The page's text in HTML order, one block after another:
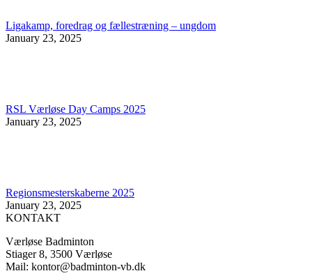
Ligakamp, foredrag og fællestræning – ungdom
January 23, 2025
RSL Værløse Day Camps 2025
January 23, 2025
Regionsmesterskaberne 2025
January 23, 2025
KONTAKT
Værløse Badminton
Stiager 8, 3500 Værløse
Mail: kontor@badminton-vb.dk